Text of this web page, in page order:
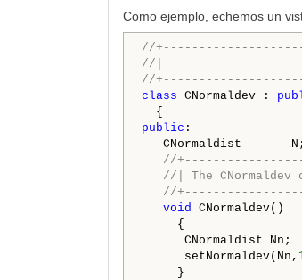
Como ejemplo, echemos un
//
//|
//
class CNormaldev :
public :
CNormaldist
//
//| The CNormaldev
//
void
CNormaldev()
{
CNormaldist Nn;
setNormaldev(Nn,
}